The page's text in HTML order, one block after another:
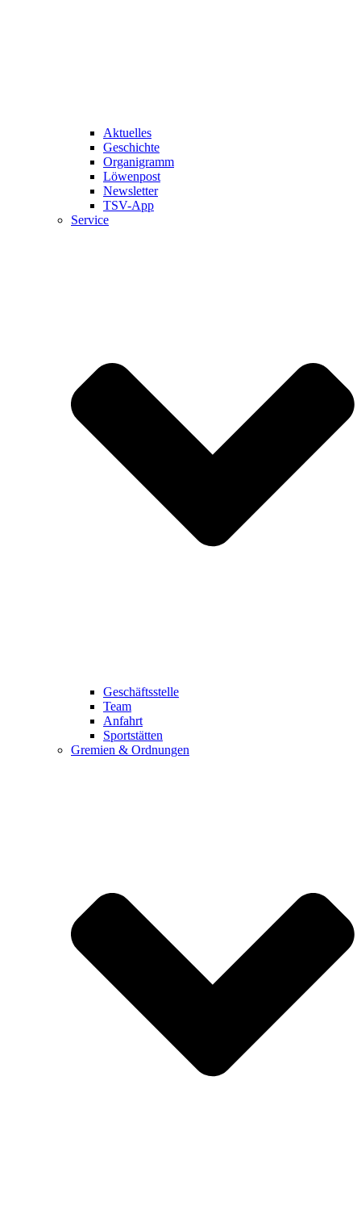
Aktuelles
Geschichte
Organigramm
Löwenpost
Newsletter
TSV-App
Service
Geschäftsstelle
Team
Anfahrt
Sportstätten
Gremien & Ordnungen